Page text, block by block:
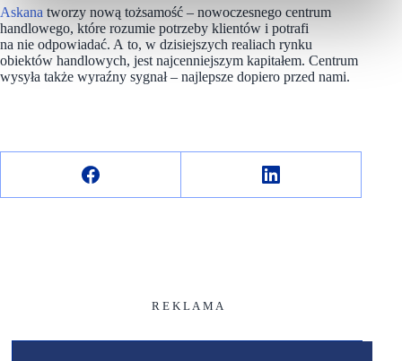
Askana tworzy nową tożsamość – nowoczesnego centrum
handlowego, które rozumie potrzeby klientów i potrafi
na nie odpowiadać. A to, w dzisiejszych realiach rynku
obiektów handlowych, jest najcenniejszym kapitałem. Centrum
wysyła także wyraźny sygnał – najlepsze dopiero przed nami.
R E K L A M A